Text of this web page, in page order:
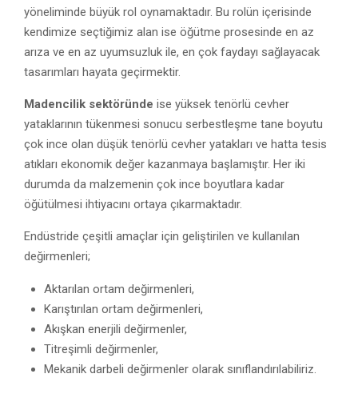
yöneliminde büyük rol oynamaktadır. Bu rolün içerisinde
kendimize seçtiğimiz alan ise öğütme prosesinde en az
arıza ve en az uyumsuzluk ile, en çok faydayı sağlayacak
tasarımları hayata geçirmektir.
Madencilik sektöründe ise yüksek tenörlü cevher
yataklarının tükenmesi sonucu serbestleşme tane boyutu
çok ince olan düşük tenörlü cevher yatakları ve hatta tesis
atıkları ekonomik değer kazanmaya başlamıştır. Her iki
durumda da malzemenin çok ince boyutlara kadar
öğütülmesi ihtiyacını ortaya çıkarmaktadır.
Endüstride çeşitli amaçlar için geliştirilen ve kullanılan
değirmenleri;
Aktarılan ortam değirmenleri,
Karıştırılan ortam değirmenleri,
Akışkan enerjili değirmenler,
Titreşimli değirmenler,
Mekanik darbeli değirmenler olarak sınıflandırılabiliriz.